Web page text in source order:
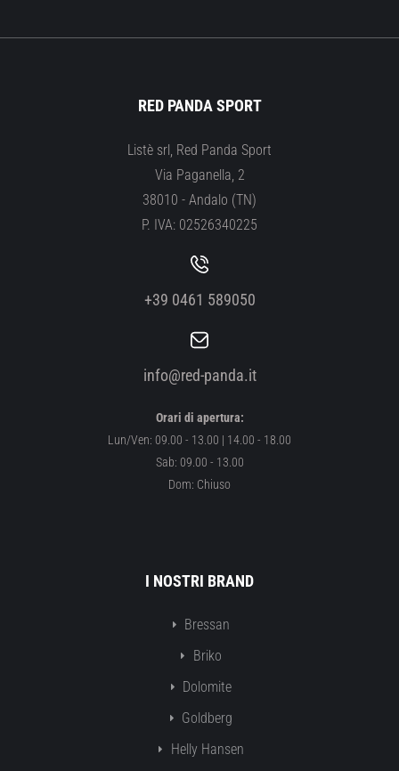
RED PANDA SPORT
Listè srl, Red Panda Sport
Via Paganella, 2
38010 - Andalo (TN)
P. IVA: 02526340225
+39 0461 589050
info@red-panda.it
Orari di apertura:
Lun/Ven: 09.00 - 13.00 | 14.00 - 18.00
Sab: 09.00 - 13.00
Dom: Chiuso
I NOSTRI BRAND
Bressan
Briko
Dolomite
Goldberg
Helly Hansen